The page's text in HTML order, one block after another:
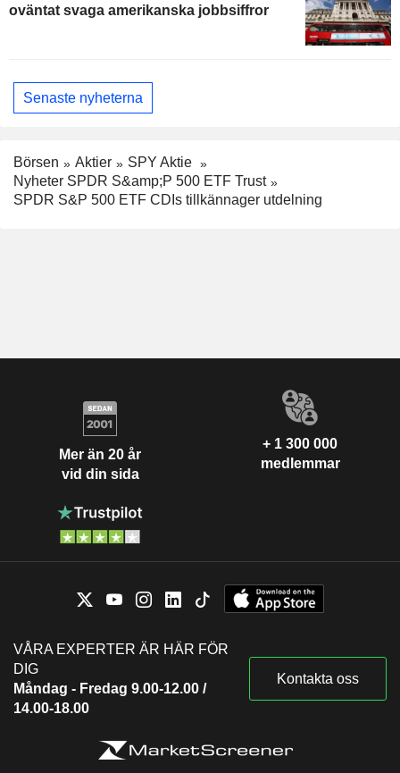
oväntat svaga amerikanska jobbsiffror
Senaste nyheterna
Börsen Aktier
SPY Aktie
Nyheter SPDR S&amp;P 500 ETF Trust
SPDR S&P 500 ETF CDIs tillkännager utdelning
Mer än 20 år
vid din sida
+ 1 300 000
medlemmar
VÅRA EXPERTER ÄR HÄR FÖR
DIG
Måndag - Fredag 9.00-12.00 /
14.00-18.00
Kontakta oss